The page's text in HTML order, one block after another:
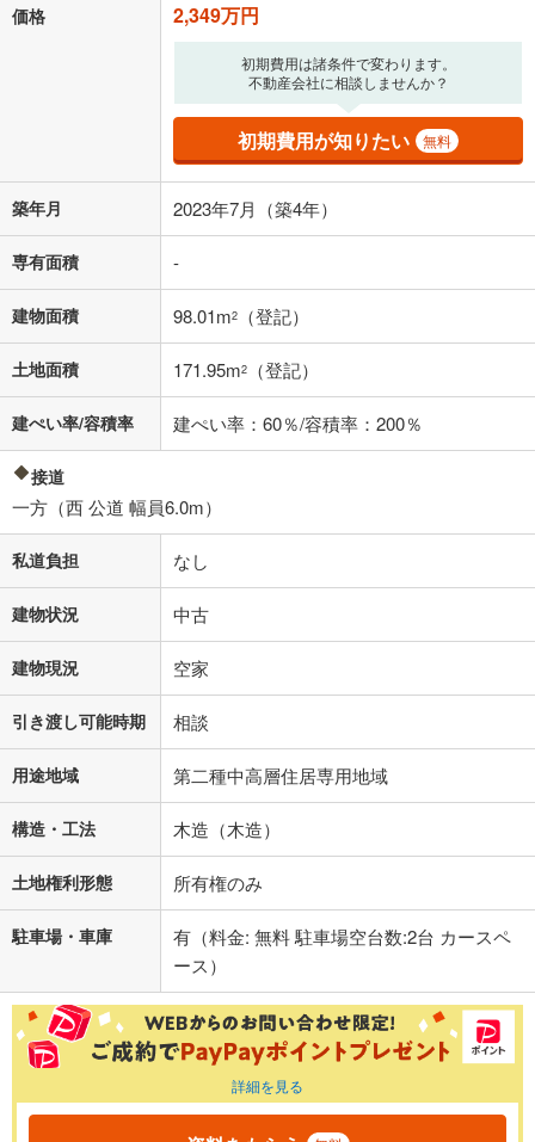
る値は、実際の金融機関等における貸出金利とは何ら関係がなく、実際
の金融機関等における貸出金利を何ら保証するものではありません。返
済方法「元利均等返済」にて算出しております。入力された金利を35年
適用した場合の計算結果を表示しています。
その他月額費用や、初期費用がかかります。ご注意ください。実際にお
借り入れの際は各金融機関等に、必ずご自身でご確認をお願いいたしま
条件によってお借り入れができないことがあります。
不動産会社に購入相談をする 無料
閉じる
価格 2,349万円
初期費用は諸条件で変わります。
不動産会社に相談しませんか？
初期費用が知りたい 無料
築年月 2023年7月（築4年）
専有面積 -
建物面積 98.01m2 （登記）
土地面積 171.95m2 （登記）
建ぺい率/容積率 建ぺい率：60％/容積率：200％
接道
一方（西 公道 幅員6.0m）
私道負担 なし
建物状況 中古
建物現況 空家
引き渡し可能時期 相談
用途地域 第二種中高層住居専用地域
構造・工法 木造（木造）
土地権利形態 所有権のみ
駐車場・車庫
有（料金: 無料 駐車場空台数:2台 カースペ
ース）
詳細を見る